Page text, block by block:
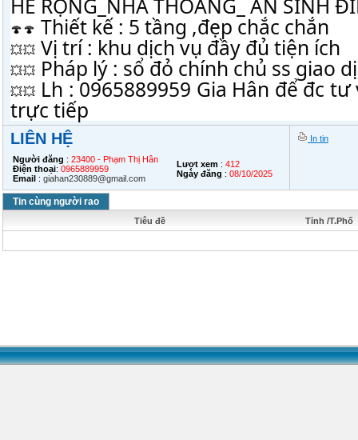
HÈ RỘNG_NHÀ THOÁNG_ AN SINH
Thiết kế : 5 tầng ,đẹp chắc chắn
Vị trí : khu dịch vụ đầy đủ tiện ích
Pháp lý : sổ đỏ chính chủ ss giao
Lh : 0965889959 Gia Hân để đc
trực tiếp
LIÊN HỆ
Người đăng : 23400 - Phạm Thị Hân
Điện thoại: 0965889959
Email : giahan230889@gmail.com
Lượt xem : 412
Ngày đăng : 08/10/2025
In tin
Tin cùng người rao
Tiêu đề Tỉnh /T.Phố